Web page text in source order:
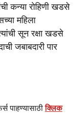
कन्या रोहिणी खडसे
महिला
सून रक्षा खडसे
जबाबदारी पार
पाहण्यासाठीक्लिक